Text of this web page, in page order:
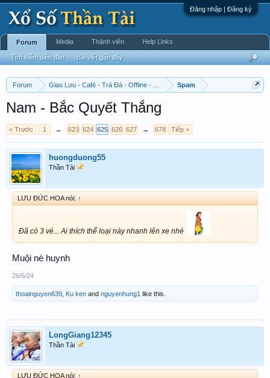
Đăng nhập | Đăng ký
Forum Giao Lưu - Café - Trà Đá - Offline - Tỉnh Tò Hihi!
Spam
Nam - Bắc Quyết Thắng
< Trước 1 ← 623 624 625 626 627 → 678 Tiếp >
huongduong55
Thần Tài
LƯU ĐỨC HOA nói: ↑
Đã có 3 vé... Ai thích thể loại này nhanh lên xe nhé
Muội nè huynh
26/6/24
thoainguyen639 Ku ken and nguyenhung1 like this.
LongGiang12345
Thần Tài
LƯU ĐỨC HOA nói: ↑
Forum
Tìm kiếm diễn đàn Bài viết gần đây
Media Thành viên Help Links